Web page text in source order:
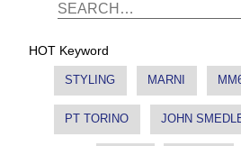
HOT Keyword
STYLING MARNI
PT TORINO JOHN